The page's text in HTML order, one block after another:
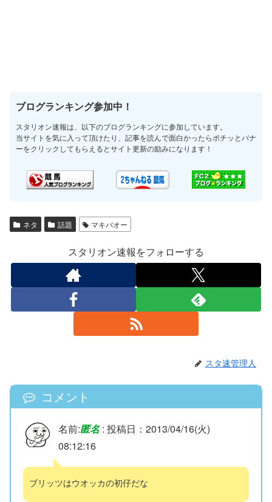
ブログランキング参加中！
スタリオン速報は、以下のブログランキングに参加しています。
当サイトを気に入って頂けたり、記事を読んで面白かったらポチッとバナ
ーをクリックしてもらえるとサイト更新の励みになります！
ネタ 話題 マキバオー
スタリオン速報をフォローする
スタ速管理人
コメント
名前:匿名: 投稿日：2013/04/16(火)
08:12:16
ブリッツはウオッカの初仔だな